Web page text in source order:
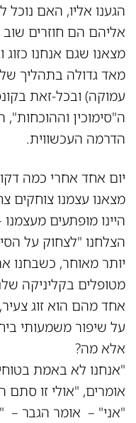
הגענו אליו, האם נוכל
אליהם הם חוזרים שוב
מצאנו שגם אנחנו
מאד גדולה בתהליך
עמוקה) ובכל-זאת
ה"סימוכין
הדרמה העכשווית.
יום אחד אחרי כמה
מצאנו עצמנו צוחקים
היינו מופתעים
הצלחנו "לצחוק על
יותר מאוחר, כשבחנו
מטופלים בקליניקה
אחד מהם הוא זוג
על שיפור משמעותי
אלא מה?
"אנחנו לא באמת
אומרים, "אולי זו סתם
"אני" – אומר הגבר –